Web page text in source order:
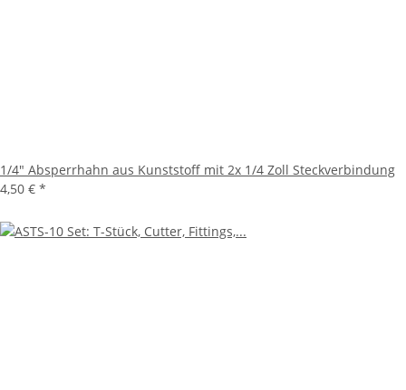
1/4" Absperrhahn aus Kunststoff mit 2x 1/4 Zoll Steckverbindung
4,50 € *